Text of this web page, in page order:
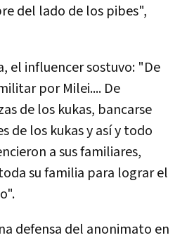
del lado de los pibes",
el influencer sostuvo: "De
por Milei.... De
de los kukas, bancarse
de los kukas y así y todo
a sus familiares,
su familia para lograr el
defensa del anonimato en